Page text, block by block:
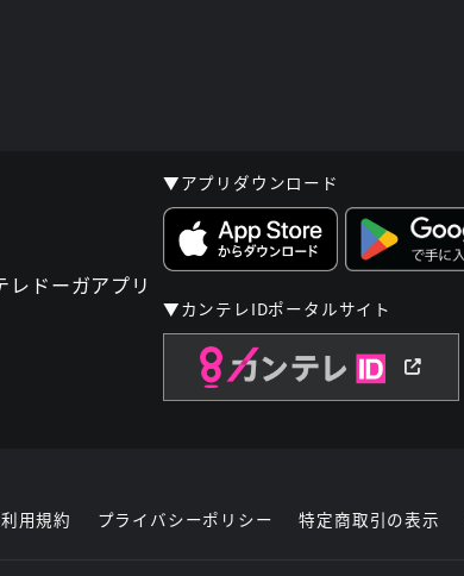
▼アプリダウンロード
▼カンテレIDポータルサイト
利用規約 プライバシーポリシー 特定商取引の表示